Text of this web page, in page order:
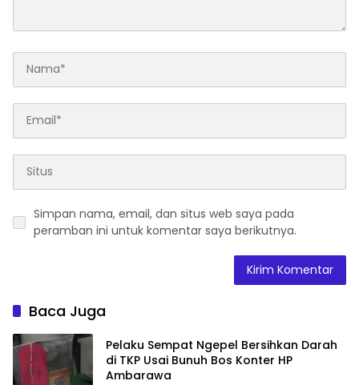
Simpan nama, email, dan situs web saya pada
peramban ini untuk komentar saya berikutnya.
Baca Juga
Pelaku Sempat Ngepel Bersihkan Darah
di TKP Usai Bunuh Bos Konter HP
Ambarawa